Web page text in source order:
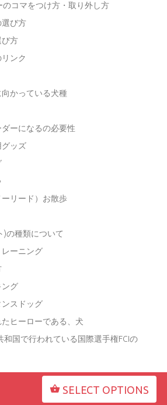
SELECT OPTIONS
のコマをつけ方・取り外し方
選び方
び方
ンク
かっている犬種
ーになるの必要性
グッズ
リード）お散歩
)の種類について
ーニング
グ
スドッグ
ヒーローである、犬
和国で行われている国際選手権FCIの
ショーや犬のイベントの時刻表